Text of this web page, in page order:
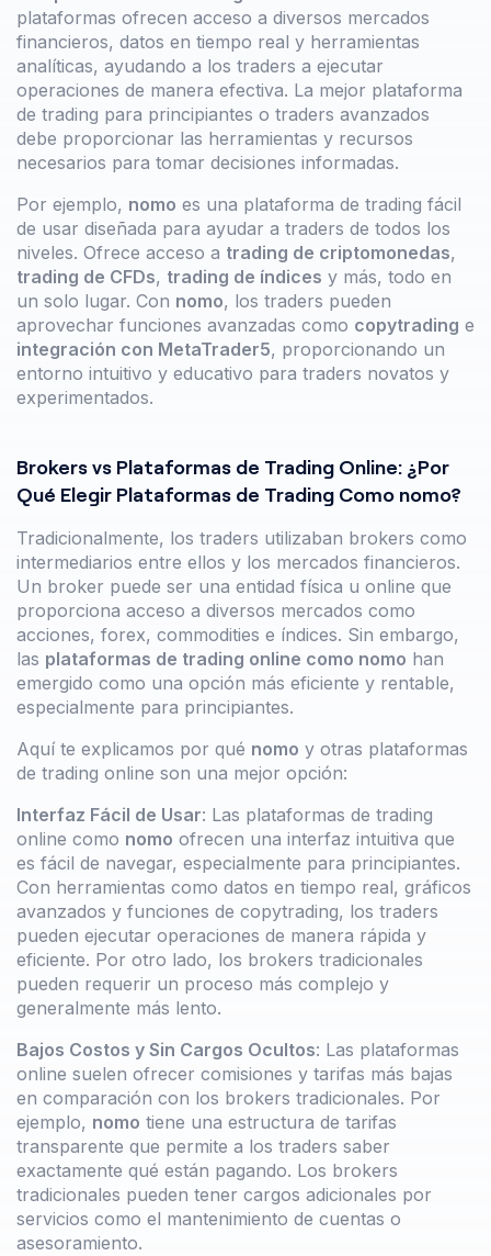
plataformas ofrecen acceso a diversos mercados
financieros, datos en tiempo real y herramientas
analíticas, ayudando a los traders a ejecutar
operaciones de manera efectiva. La mejor plataforma
de trading para principiantes o traders avanzados
debe proporcionar las herramientas y recursos
necesarios para tomar decisiones informadas.
Por ejemplo, nomo es una plataforma de trading fácil
de usar diseñada para ayudar a traders de todos los
niveles. Ofrece acceso a trading de criptomonedas,
trading de CFDs, trading de índices y más, todo en
un solo lugar. Con nomo, los traders pueden
aprovechar funciones avanzadas como copytrading e
integración con MetaTrader5, proporcionando un
entorno intuitivo y educativo para traders novatos y
experimentados.
Brokers vs Plataformas de Trading Online: ¿Por
Qué Elegir Plataformas de Trading Como nomo?
Tradicionalmente, los traders utilizaban brokers como
intermediarios entre ellos y los mercados financieros.
Un broker puede ser una entidad física u online que
proporciona acceso a diversos mercados como
acciones, forex, commodities e índices. Sin embargo,
las plataformas de trading online como nomo han
emergido como una opción más eficiente y rentable,
especialmente para principiantes.
Aquí te explicamos por qué nomo y otras plataformas
de trading online son una mejor opción:
Interfaz Fácil de Usar: Las plataformas de trading
online como nomo ofrecen una interfaz intuitiva que
es fácil de navegar, especialmente para principiantes.
Con herramientas como datos en tiempo real, gráficos
avanzados y funciones de copytrading, los traders
pueden ejecutar operaciones de manera rápida y
eficiente. Por otro lado, los brokers tradicionales
pueden requerir un proceso más complejo y
generalmente más lento.
Bajos Costos y Sin Cargos Ocultos: Las plataformas
online suelen ofrecer comisiones y tarifas más bajas
en comparación con los brokers tradicionales. Por
ejemplo, nomo tiene una estructura de tarifas
transparente que permite a los traders saber
exactamente qué están pagando. Los brokers
tradicionales pueden tener cargos adicionales por
servicios como el mantenimiento de cuentas o
asesoramiento.